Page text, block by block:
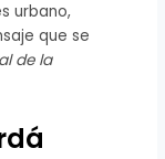
urbano,
que se
de la